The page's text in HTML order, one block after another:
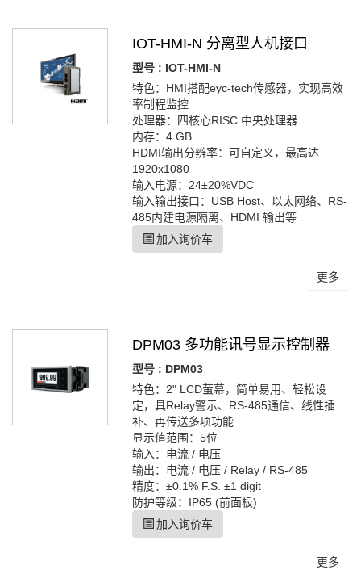
IOT-HMI-N 分离型人机接口
型号 : IOT-HMI-N
特色：HMI搭配eyc-tech传感器，实现高效
率制程监控
处理器：四核心RISC 中央处理器
内存：4 GB
HDMI输出分辨率：可自定义，最高达
1920x1080
输入电源：24±20%VDC
输入输出接口：USB Host、以太网络、RS-
485内建电源隔离、HDMI 输出等
加入询价车
更多
DPM03 多功能讯号显示控制器
型号 : DPM03
特色：2" LCD萤幕，简单易用、轻松设
定，具Relay警示、RS-485通信、线性插
补、再传送多项功能
显示值范围：5位
输入：电流 / 电压
输出：电流 / 电压 / Relay / RS-485
精度：±0.1% F.S. ±1 digit
防护等级：IP65 (前面板)
加入询价车
更多